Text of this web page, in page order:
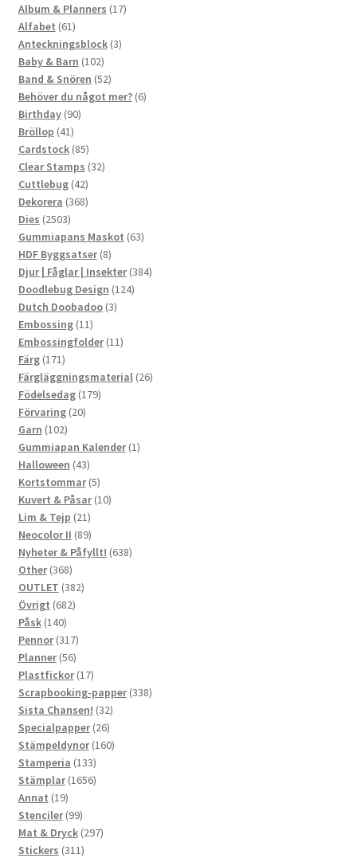
produkter
Album & Planners 1717
Alfabet 6161
produkter
Anteckningsblock 33
Baby & Barn 102102
produkter
Band & Snören 5252
produkter
Behöver du något mer? 66
Birthday 9090
Bröllop 4141
produkter
Cardstock 8585
produkter
Clear Stamps 3232
Cuttlebug 4242
produkter
Dekorera 368368
Dies 25032503
produkter
Gummiapans Maskot 6363
HDF Byggsatser 88
produkter
Djur | Fåglar | Insekter 384384
Doodlebug Design 124124
Dutch Doobadoo 33
Embossing 1111
produkter
Embossingfolder 1111
Färg 171171
produkter
Färgläggningsmaterial 2626
Födelsedag 179179
Förvaring 2020
Garn 102102
produkter
Gummiapan Kalender 11
Halloween 4343
produkter
Kortstommar 55
produkter
Kuvert & Påsar 1010
Lim & Tejp 2121
produkter
Neocolor II 8989
produkter
Nyheter & Påfyllt! 638638
Other 368368
produkter
OUTLET 382382
Övrigt 682682
Påsk 140140
produkter
Pennor 317317
produkter
Planner 5656
produkter
Plastfickor 1717
produkter
Scrapbooking-papper 338338
Sista Chansen! 3232
produkter
Specialpapper 2626
produkter
Stämpeldynor 160160
Stamperia 133133
produkter
Stämplar 16561656
Annat 1919
produkter
Stenciler 9999
produkter
Mat & Dryck 297297
Stickers 311311